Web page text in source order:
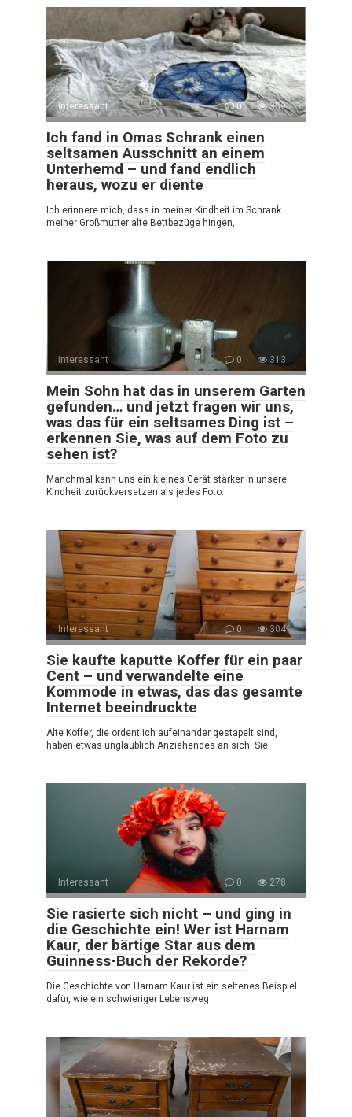
Interessant 0 359
Ich fand in Omas Schrank einen
seltsamen Ausschnitt an einem
Unterhemd – und fand endlich
heraus, wozu er diente
Ich erinnere mich, dass in meiner Kindheit im Schrank
meiner Großmutter alte Bettbezüge hingen,
Interessant 0 313
Mein Sohn hat das in unserem Garten
gefunden… und jetzt fragen wir uns,
was das für ein seltsames Ding ist –
erkennen Sie, was auf dem Foto zu
sehen ist?
Manchmal kann uns ein kleines Gerät stärker in unsere
Kindheit zurückversetzen als jedes Foto.
Interessant 0 304
Sie kaufte kaputte Koffer für ein paar
Cent – und verwandelte eine
Kommode in etwas, das das gesamte
Internet beeindruckte
Alte Koffer, die ordentlich aufeinander gestapelt sind,
haben etwas unglaublich Anziehendes an sich. Sie
Interessant 0 278
Sie rasierte sich nicht – und ging in
die Geschichte ein! Wer ist Harnam
Kaur, der bärtige Star aus dem
Guinness-Buch der Rekorde?
Die Geschichte von Harnam Kaur ist ein seltenes Beispiel
dafür, wie ein schwieriger Lebensweg